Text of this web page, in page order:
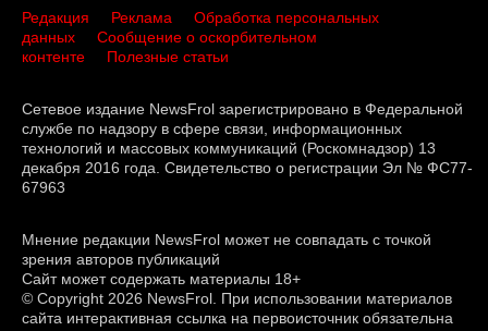
Редакция Реклама
Обработка персональных
данных
Сообщение о оскорбительном
контенте
Полезные статьи
Сетевое издание NewsFrol зарегистрировано в Федеральной
службе по надзору в сфере связи, информационных
технологий и массовых коммуникаций (Роскомнадзор) 13
декабря 2016 года. Свидетельство о регистрации Эл № ФС77-
67963
Мнение редакции NewsFrol может не совпадать с точкой
зрения авторов публикаций
Сайт может содержать материалы 18+
© Copyright 2026 NewsFrol. При использовании материалов
сайта интерактивная ссылка на первоисточник обязательна